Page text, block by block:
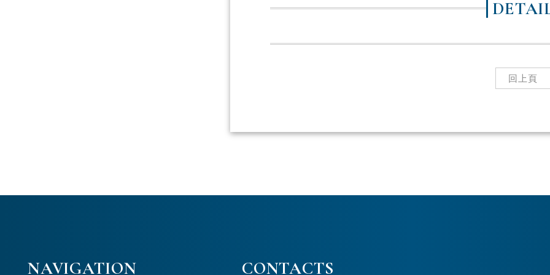
回上頁
NAVIGATION CONTACTS